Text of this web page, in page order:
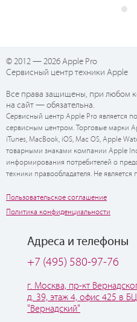
© 2012 — 2026 Apple Pro
Сервисный центр техники Apple
Все права защищены, при любом
на сайт — обязательна.
Сервисный центр Apple Pro является
сервисным центром. Торговые марки
iTunes, MacBook, iOS, Mac OS, Apple
товарными знаками компании Apple
информирования потребителей о
техники правообладателя. Не
Пользовательское соглашение
Политика конфиденциальности
Адреса и телефоны
+7 (495) 580-97-76
г. Москва, пр-кт
д. 39, этаж 4, офис 425 в БЦ
"Вернадский"